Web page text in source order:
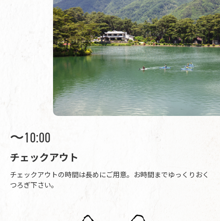
〜10:00
チェックアウト
チェックアウトの時間は長めにご用意。お時間までゆっくりおく
つろぎ下さい。